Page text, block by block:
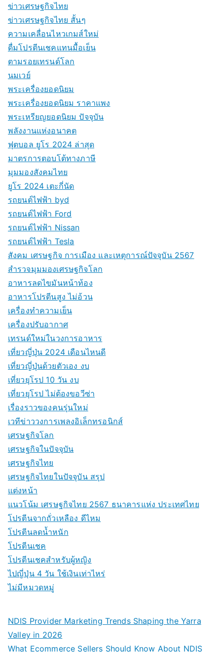
ข่าวเศรษฐกิจไทย
ข่าวเศรษฐกิจไทย สั้นๆ
ความเคลื่อนไหวเกมส์ใหม่
ดื่มโปรตีนเชคแทนมื้อเย็น
ตามรอยเทรนด์โลก
นมเวย์
พระเครื่องยอดนิยม
พระเครื่องยอดนิยม ราคาแพง
พระเหรียญยอดนิยม ปัจจุบัน
พลังงานแห่งอนาคต
ฟุตบอล ยูโร 2024 ล่าสุด
มาตรการตอบโต้ทางภาษี
มุมมองสังคมไทย
ยูโร 2024 เตะกี่นัด
รถยนต์ไฟฟ้า byd
รถยนต์ไฟฟ้า Ford
รถยนต์ไฟฟ้า Nissan
รถยนต์ไฟฟ้า Tesla
สังคม เศรษฐกิจ การเมือง และเหตุการณ์ปัจจุบัน 2567
สำรวจมุมมองเศรษฐกิจโลก
อาหารลดไขมันหน้าท้อง
อาหารโปรตีนสูง ไม่อ้วน
เครื่องทำความเย็น
เครื่องปรับอากาศ
เทรนด์ใหม่ในวงการอาหาร
เที่ยวญี่ปุ่น 2024 เดือนไหนดี
เที่ยวญี่ปุ่นด้วยตัวเอง งบ
เที่ยวยุโรป 10 วัน งบ
เที่ยวยุโรป ไม่ต้องขอวีซ่า
เรื่องราวของคนรุ่นใหม่
เวทีข่าววงการเพลงอิเล็กทรอนิกส์
เศรษฐกิจโลก
เศรษฐกิจในปัจจุบัน
เศรษฐกิจไทย
เศรษฐกิจไทยในปัจจุบัน สรุป
แต่งหน้า
แนวโน้ม เศรษฐกิจไทย 2567 ธนาคารแห่ง ประเทศไทย
โปรตีนจากถั่วเหลือง ดีไหม
โปรตีนลดน้ำหนัก
โปรตีนเชค
โปรตีนเชคสำหรับผู้หญิง
ไปญี่ปุ่น 4 วัน ใช้เงินเท่าไหร่
ไม่มีหมวดหมู่
NDIS Provider Marketing Trends Shaping the Yarra
Valley in 2026
What Ecommerce Sellers Should Know About NDIS